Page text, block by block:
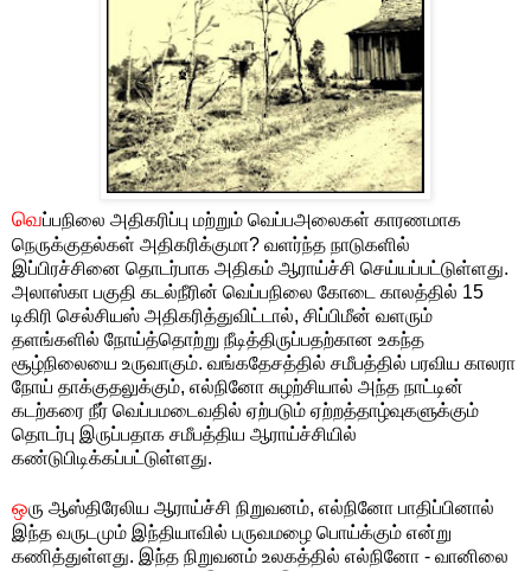
வெப்பநிலை அதிகரிப்பு மற்றும் வெப்பஅலைகள் காரணமாக
நெருக்குதல்கள் அதிகரிக்குமா? வளர்ந்த நாடுகளில்
இப்பிரச்சினை தொடர்பாக அதிகம் ஆராய்ச்சி செய்யப்பட்டுள்ளது.
அலாஸ்கா பகுதி கடல்நீரின் வெப்பநிலை கோடை காலத்தில் 15
டிகிரி செல்சியஸ் அதிகரித்துவிட்டால், சிப்பிமீன் வளரும்
தளங்களில் நோய்த்தொற்று நீடித்திருப்பதற்கான உகந்த
சூழ்நிலையை உருவாகும். வங்கதேசத்தில் சமீபத்தில் பரவிய காலரா
நோய் தாக்குதலுக்கும், எல்நினோ சுழற்சியால் அந்த நாட்டின்
கடற்கரை நீர் வெப்பமடைவதில் ஏற்படும் ஏற்றத்தாழ்வுகளுக்கும்
தொடர்பு இருப்பதாக சமீபத்திய ஆராய்ச்சியில்
கண்டுபிடிக்கப்பட்டுள்ளது.
ஒரு ஆஸ்திரேலிய ஆராய்ச்சி நிறுவனம், எல்நினோ பாதிப்பினால்
இந்த வருடமும் இந்தியாவில் பருவமழை பொய்க்கும் என்று
கணித்துள்ளது. இந்த நிறுவனம் உலகத்தில் எல்நினோ - வானிலை